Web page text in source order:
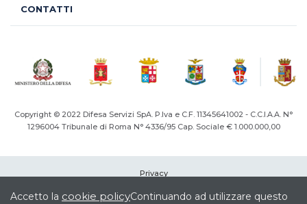
CONTATTI
Copyright © 2022 Difesa Servizi SpA. P.Iva e C.F. 11345641002 - C.C.I.A.A. N°
1296004Tribunale di Roma N° 4336/95 Cap. Sociale € 1.000.000,00
Privacy
Cookie
Accetto la cookie policyContinuando ad utilizzare questo